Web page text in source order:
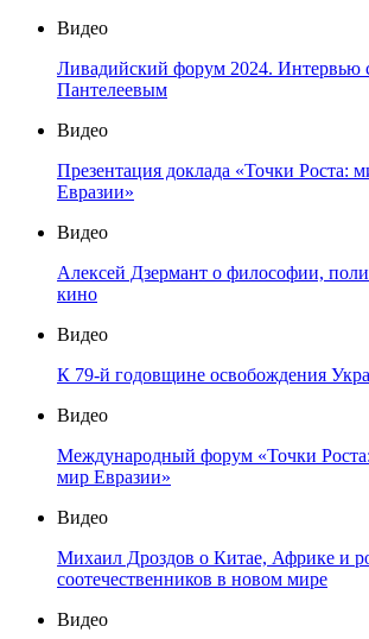
Видео
Ливадийский форум 2024. Интервью
Пантелеевым
Видео
Презентация доклада «Точки Роста:
Евразии»
Видео
Алексей Дзермант о философии,
кино
Видео
К 79-й годовщине освобождения
Видео
Международный форум «Точки
мир Евразии»
Видео
Михаил Дроздов о Китае, Африке и
соотечественников в новом мире
Видео